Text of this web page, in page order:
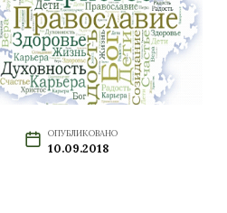
ОПУБЛИКОВАНО
10.09.2018